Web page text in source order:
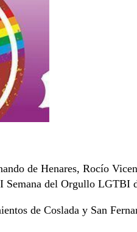
de Henares, Rocío
Semana del Orgullo LGTBI
de Coslada y San